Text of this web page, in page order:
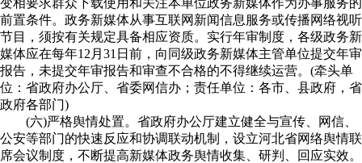
变相要求群众下载使用和关注本单位政务新媒体作为办事服务的
前置条件。政务新媒体从事互联网新闻信息服务或传播网络视听
节目，须按有关规定具备相应资质。实行年审制度，各级政务新
媒体应在每年12月31日前，向同级政务新媒体主管单位提交年审
报告，未提交年审报告和审查不合格的不得继续运营。(牵头单
位：省政府办公厅、省委网信办；责任单位：各市、县政府，省
政府各部门)
(六)严格舆情处置。省政府办公厅建立健全与宣传、网信、
公安等部门的快速反应和协调联动机制，设立河北省网络舆情联
席会议制度，不断提高新媒体政务舆情收集、研判、回应实效。